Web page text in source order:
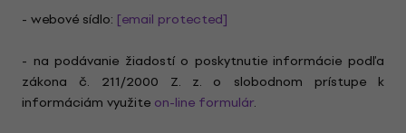
- webové sídlo: [email protected]
- na podávanie žiadostí o poskytnutie informácie podľa
zákona č. 211/2000 Z. z. o slobodnom prístupe k
informáciám využite on-line formulár.